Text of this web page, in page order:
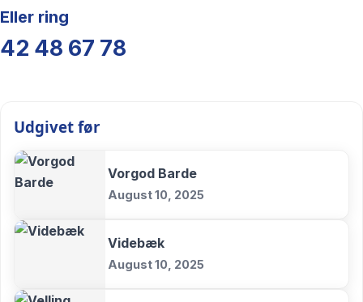
Eller ring
42 48 67 78
Udgivet før
Vorgod Barde
August 10, 2025
Videbæk
August 10, 2025